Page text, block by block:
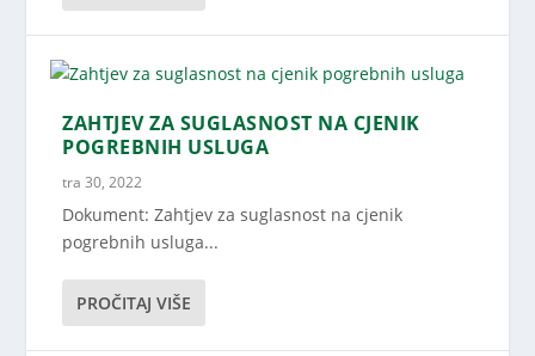
ZAHTJEV ZA SUGLASNOST NA CJENIK
POGREBNIH USLUGA
tra 30, 2022
Dokument: Zahtjev za suglasnost na cjenik
pogrebnih usluga...
PROČITAJ VIŠE